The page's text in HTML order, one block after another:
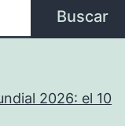
Buscar
2026: el 10